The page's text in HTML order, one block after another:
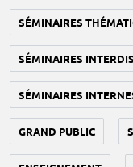
SÉMINAIRES
SÉMINAIRES
SÉMINAIRES
GRAND PUBLIC